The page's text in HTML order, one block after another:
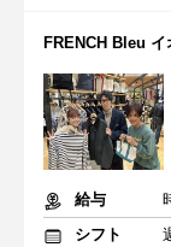
FRENCH Bleu イ
給与
シフト